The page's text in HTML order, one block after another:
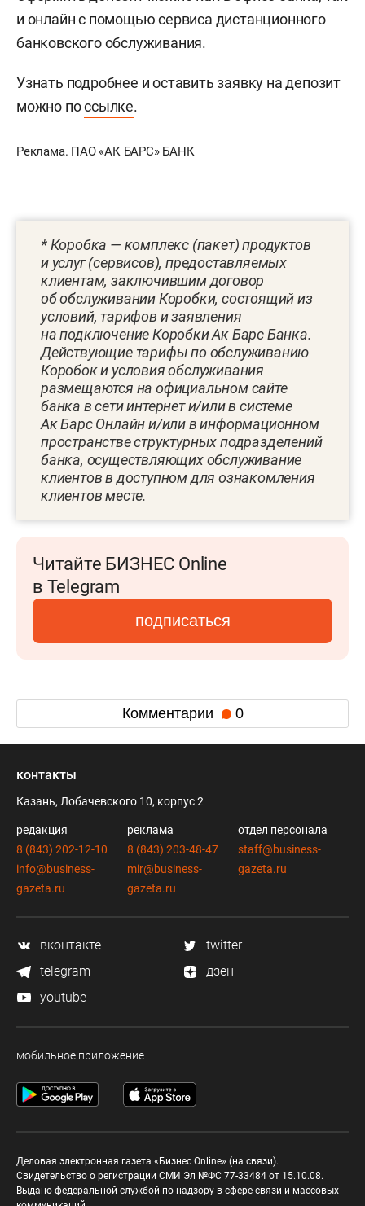
и онлайн с помощью сервиса дистанционного
банковского обслуживания.
Узнать подробнее и оставить заявку на депозит
можно поссылке.
Реклама. ПАО «АК БАРС» БАНК
* Коробка — комплекс (пакет) продуктов
и услуг (сервисов), предоставляемых
клиентам, заключившим договор
об обслуживании Коробки, состоящий из
условий, тарифов и заявления
на подключение Коробки Ак Барс Банка.
Действующие тарифы по обслуживанию
Коробок и условия обслуживания
размещаются на официальном сайте
банка в cети интернет и/или в системе
Ак Барс Онлайн и/или в информационном
пространстве структурных подразделений
банка, осуществляющих обслуживание
клиентов в доступном для ознакомления
клиентов месте.
Читайте БИЗНЕС Online
в Telegram
подписаться
Комментарии 0
контакты
Казань, Лобачевского 10, корпус 2
редакция
8 (843) 202-12-10
info@business-
gazeta.ru
реклама
8 (843) 203-48-47
mir@business-
gazeta.ru
отдел персонала
staff@business-
gazeta.ru
вконтакте
twitter
telegram
дзен
youtube
мобильное приложение
Деловая электронная газета «Бизнес Online» (на связи).
Свидетельство о регистрации СМИ Эл №ФС 77-33484 от 15.10.08.
Выдано федеральной службой по надзору в сфере связи и массовых